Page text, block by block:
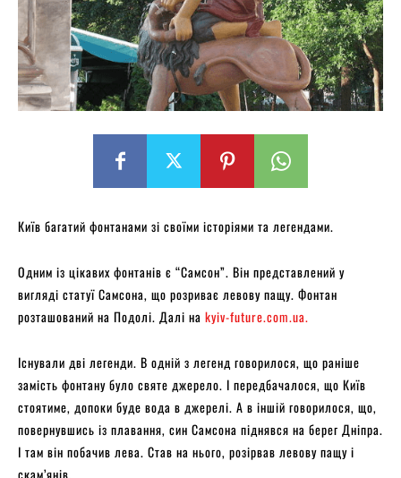
Київ багатий фонтанами зі своїми історіями та легендами.
Одним із цікавих фонтанів є “Самсон”. Він представлений у
вигляді статуї Самсона, що розриває левову пащу. Фонтан
розташований на Подолі. Далі на kyiv-future.com.ua.
Існували дві легенди. В одній з легенд говорилося, що раніше
замість фонтану було святе джерело. І передбачалося, що Київ
стоятиме, допоки буде вода в джерелі. А в іншій говорилося, що,
повернувшись із плавання, син Самсона піднявся на берег Дніпра.
І там він побачив лева. Став на нього, розірвав левову пащу і
скам’янів.